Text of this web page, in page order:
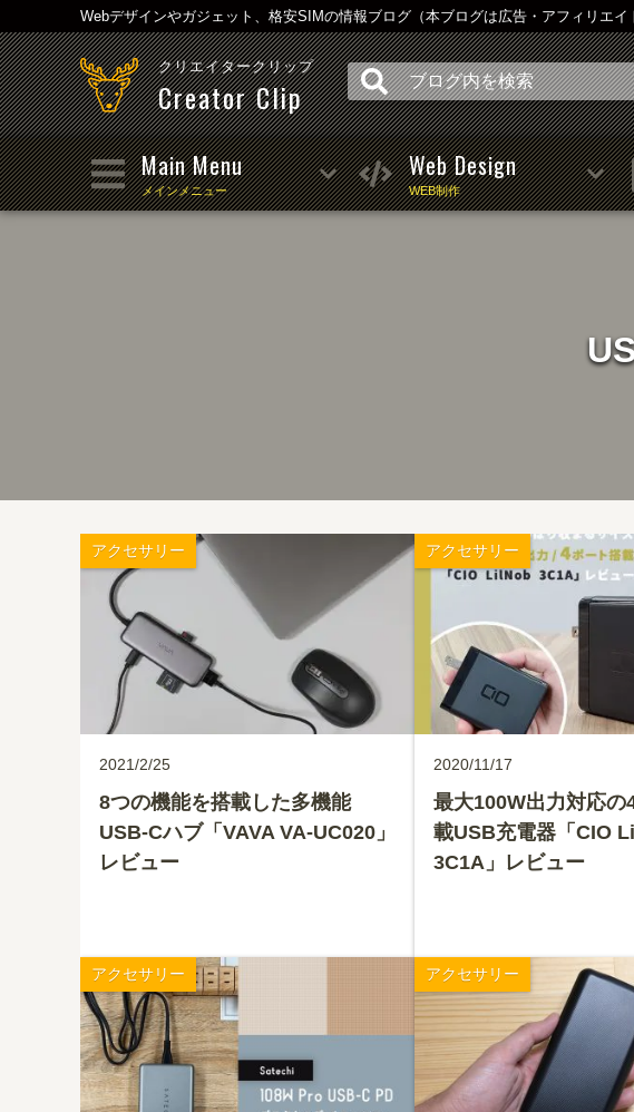
Webデザインやガジェット、格安SIMの情報ブログ（本ブログは広告・アフィリエイ
クリエイタークリップ
Creator Clip
Main Menu
メインメニュー
Web Design
WEB制作
アクセサリー
2021/2/25
8つの機能を搭載した多機能
USB-Cハブ「VAVA VA-UC020」
レビュー
アクセサリー
2020/11/17
最大100W出力対応の
載USB充電器「CIO
3C1A」レビュー
アクセサリー アクセサリー